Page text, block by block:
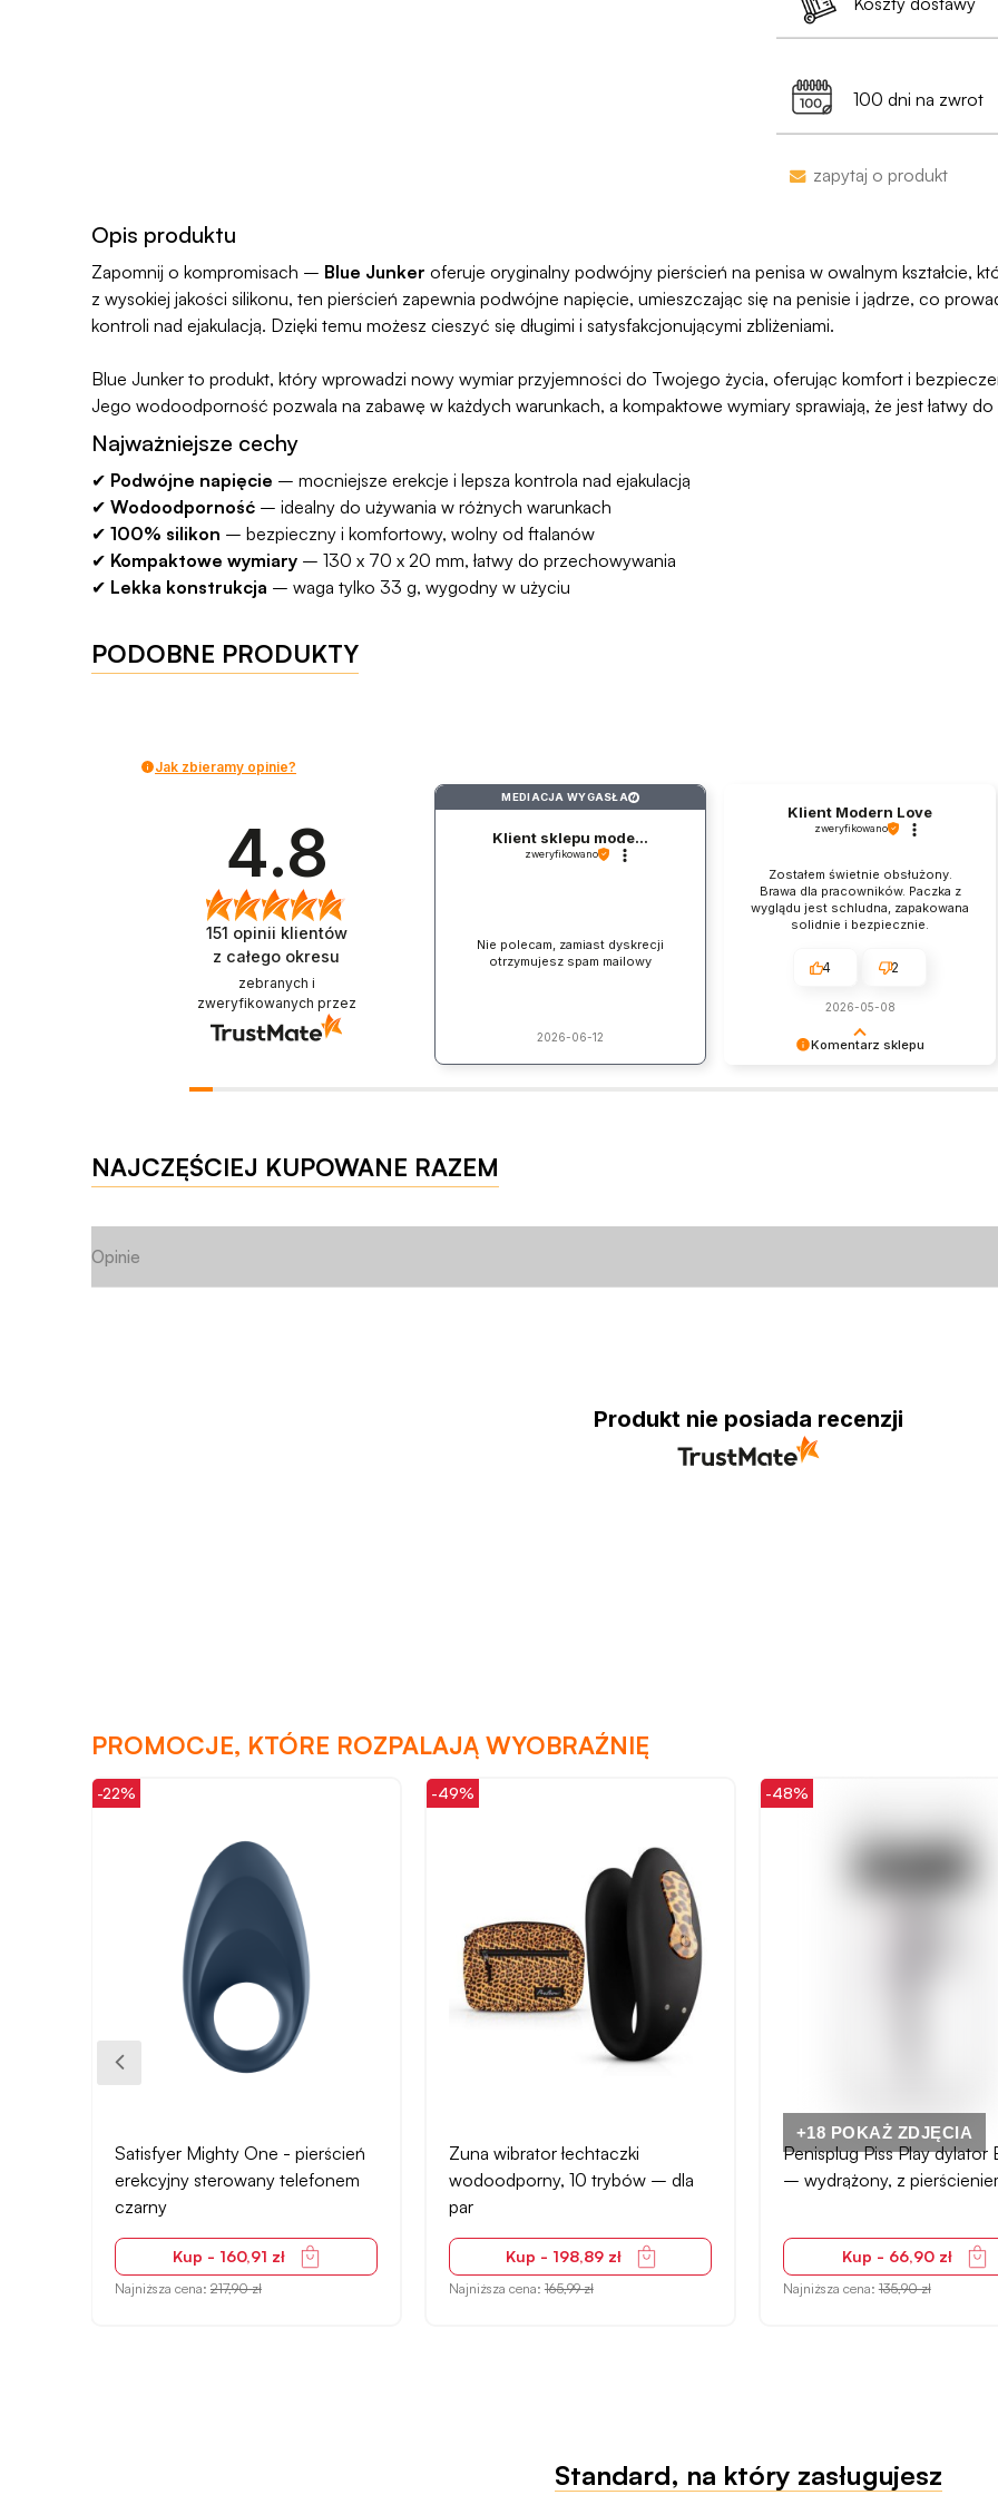
•Dyskrecja nawet
Jest już po 13:00?
99% przesyłek
min. 199 zł
100 dni na zwrot
proces jesy
zapytaj o produkt
Opis produktu
Zapomnij o kompromisach – Blue Junker oferuje oryginalny podwójny pierścień na penisa w owalnym kształcie,
z wysokiej jakości silikonu, ten pierścień zapewnia podwójne napięcie, umieszczając się na penisie i jądrze, co
kontroli nad ejakulacją. Dzięki temu możesz cieszyć się długimi i satysfakcjonującymi zbliżeniami.
Blue Junker to produkt, który wprowadzi nowy wymiar przyjemności do Twojego życia, oferując komfort i
Jego wodoodporność pozwala na zabawę w każdych warunkach, a kompaktowe wymiary sprawiają, że jest łatwy
Najważniejsze cechy
✔ Podwójne napięcie – mocniejsze erekcje i lepsza kontrola nad ejakulacją
✔ Wodoodporność – idealny do używania w różnych warunkach
✔ 100% silikon – bezpieczny i komfortowy, wolny od ftalanów
✔ Kompaktowe wymiary – 130 x 70 x 20 mm, łatwy do przechowywania
✔ Lekka konstrukcja – waga tylko 33 g, wygodny w użyciu
PODOBNE PRODUKTY
Jak zbieramy opinie?
4.8
151 opinii klientów
z całego okresu
zebranych i
zweryfikowanych przez
MEDIACJA WYGASŁA ?
Klient sklepu mode...
zweryfikowano
Nie polecam, zamiast dyskrecji
otrzymujesz spam mailowy
2026-06-12 Komentarz sklepu
Klient Modern Love
zweryfikowano
Zostałem świetnie obsłużony.
Brawa dla pracowników. Paczka z
wyglądu jest schludna, zapakowana
solidnie i bezpiecznie.
4 2
2026-05-08
NAJCZĘŚCIEJ KUPOWANE RAZEM
Opinie
Produkt nie posiada recenzji
PROMOCJE, KTÓRE ROZPALAJĄ WYOBRAŹNIĘ
-22%
Satisfyer Mighty One - pierścień
erekcyjny sterowany telefonem
czarny
Kup - 160,91 zł
Najniższa cena: 217,90 zł
-49%
Zuna wibrator łechtaczki
wodoodporny, 10 trybów – dla
par
Kup - 198,89 zł
Najniższa cena:165,99 zł
+18 POKAŻ ZDJĘCIA
-48%
Penisplug Piss Play dylator
– wydrążony, z
Kup - 66,90 zł
Najniższa cena:135,90 zł
Standard, na który zasługujesz